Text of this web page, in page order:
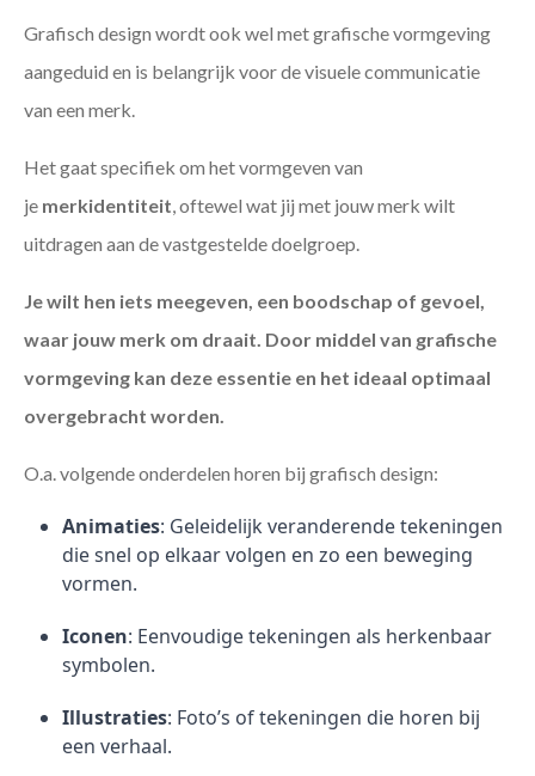
Grafisch design wordt ook wel met grafische vormgeving
aangeduid en is belangrijk voor de visuele communicatie
van een merk.
Het gaat specifiek om het vormgeven van
je merkidentiteit , oftewel wat jij met jouw merk wilt
uitdragen aan de vastgestelde doelgroep.
Je wilt hen iets meegeven, een boodschap of gevoel,
waar jouw merk om draait. Door middel van grafische
vormgeving kan deze essentie en het ideaal optimaal
overgebracht worden.
O.a. volgende onderdelen horen bij grafisch design:
Animaties: Geleidelijk veranderende tekeningen
die snel op elkaar volgen en zo een beweging
vormen.
Iconen: Eenvoudige tekeningen als herkenbaar
symbolen.
Illustraties: Foto’s of tekeningen die horen bij
een verhaal.